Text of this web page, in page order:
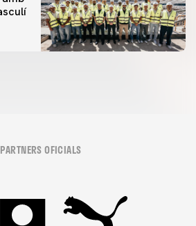
PARTNERS OFICIALS